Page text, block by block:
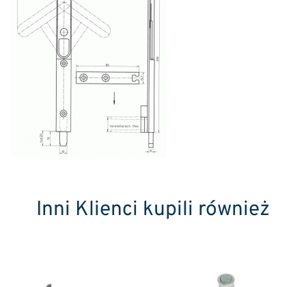
Inni Klienci kupili również